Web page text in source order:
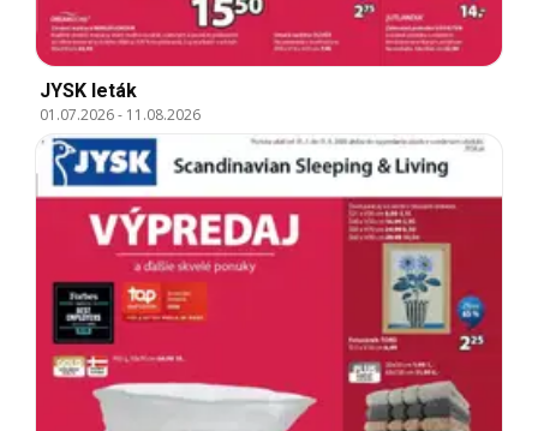
JYSK leták
01.07.2026- 11.08.2026